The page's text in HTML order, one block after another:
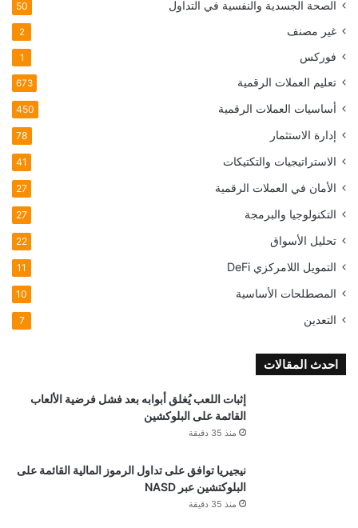
الصحة الجسدية والنفسية في التداول 50
غير مصنف 2
فوركس 1
تعليم العملات الرقمية 673
أساسيات العملات الرقمية 450
إدارة الاستثمار 78
الاستراتيجيات والتكتيكات 41
الأمان في العملات الرقمية 27
التكنولوجيا والبرمجة 27
تحليل الأسواق 22
التمويل اللامركزي DeFi
11
المصطلحات الأساسية 10
التعدين 7
احدث المقالات
إثبات اللعب يُغلق أبوابه بعد فشل فرضية الألعاب
القائمة على البلوكشين
منذ 35 دقيقة
نيجيريا توافق على تداول الرموز المالية القائمة على
البلوكتشين عبر NASD
منذ 35 دقيقة